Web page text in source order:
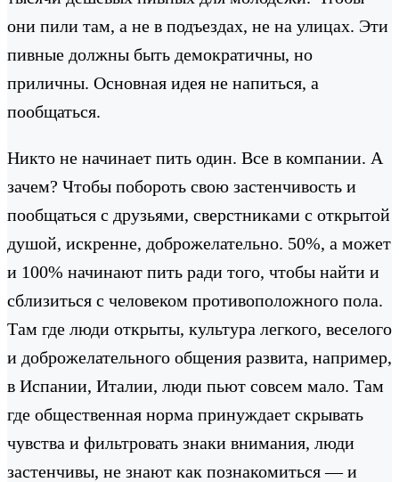
они пили там, а не в подъездах, не на улицах. Эти
пивные должны быть демократичны, но
приличны. Основная идея не напиться, а
пообщаться.
Никто не начинает пить один. Все в компании. А
зачем? Чтобы побороть свою застенчивость и
пообщаться с друзьями, сверстниками с открытой
душой, искренне, доброжелательно. 50%, а может
и 100% начинают пить ради того, чтобы найти и
сблизиться с человеком противоположного пола.
Там где люди открыты, культура легкого, веселого
и доброжелательного общения развита, например,
в Испании, Италии, люди пьют совсем мало. Там
где общественная норма принуждает скрывать
чувства и фильтровать знаки внимания, люди
застенчивы, не знают как познакомиться — и